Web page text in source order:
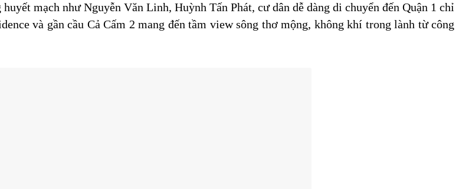
mạch như Nguyễn Văn Linh, Huỳnh Tấn Phát, cư dân dễ dàng di chuyển đến Quận 1 chỉ
và gần cầu Cả Cấm 2 mang đến tầm view sông thơ mộng, không khí trong lành từ công